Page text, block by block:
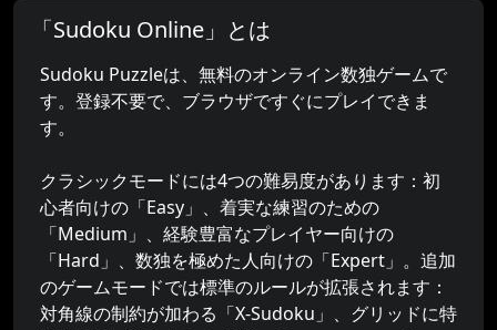
「Sudoku Online」とは
Sudoku Puzzleは、無料のオンライン数独ゲームで
す。登録不要で、ブラウザですぐにプレイできま
す。
クラシックモードには4つの難易度があります：初
心者向けの「Easy」、着実な練習のための
「Medium」、経験豊富なプレイヤー向けの
「Hard」、数独を極めた人向けの「Expert」。追加
のゲームモードでは標準のルールが拡張されます：
対角線の制約が加わる「X-Sudoku」、グリッドに特